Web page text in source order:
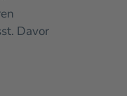
Davor